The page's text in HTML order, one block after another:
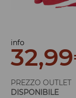
info
32,99
PREZZO OUTLET
DISPONIBILE